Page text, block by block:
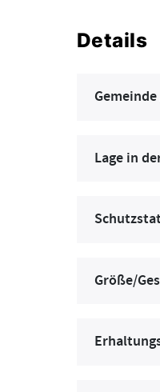
Details
Lage in
Größe/